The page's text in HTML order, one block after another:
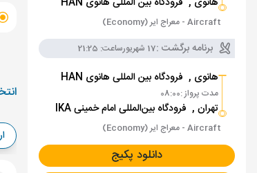
Aircraft - معراج ایر (Economy)
برنامه برگشت :17 شهریور ساعت: 21:25
هانوی , فرودگاه بین المللی هانوی HAN
مدت پرواز :08:00
تهران , فرودگاه بین‌المللی امام خمینی IKA
Aircraft - معراج ایر (Economy)
دانلود پکیج